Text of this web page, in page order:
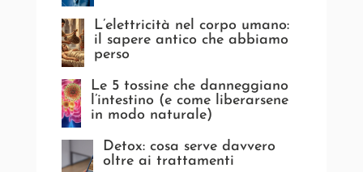
L’elettricità nel corpo umano:
il sapere antico che abbiamo
perso
Le 5 tossine che danneggiano
l’intestino (e come liberarsene
in modo naturale)
Detox: cosa serve davvero
oltre ai trattamenti